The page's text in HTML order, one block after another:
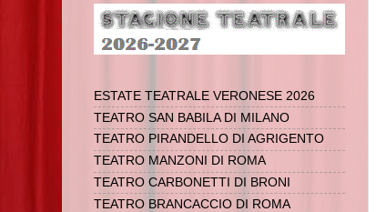
ESTATE TEATRALE VERONESE 2026
TEATRO SAN BABILA DI MILANO
TEATRO PIRANDELLO DI AGRIGENTO
TEATRO MANZONI DI ROMA
TEATRO CARBONETTI DI BRONI
TEATRO BRANCACCIO DI ROMA